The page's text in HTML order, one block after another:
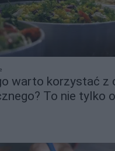
warto korzystać z
To nie tylko